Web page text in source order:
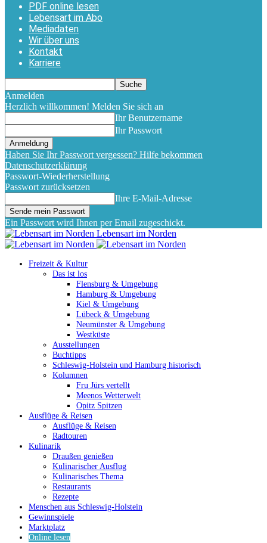
PDF online lesen
Lebensart im Abo
Mediadaten
Wir über uns
Kontakt
Karriere
Anmelden
Herzlich willkommen! Melden Sie sich an
Ihr Benutzername
Ihr Passwort
Haben Sie Ihr Passwort vergessen? Hilfe bekommen
Datenschutzerklärung
Passwort-Wiederherstellung
Passwort zurücksetzen
Ihre E-Mail-Adresse
Ein Passwort wird Ihnen per Email zugeschickt.
Lebensart im Norden
Freizeit & Kultur
Das ist los
Flensburg & Umgebung
Hamburg & Umgebung
Kiel & Umgebung
Lübeck & Umgebung
Neumünster & Umgebung
Westküste
Ausstellungen
Buchtipps
Schleswig-Holstein und Hamburg historisch
Kolumnen
Fru Jürs vertellt
Meenos Wetterwelt
Opitz Spitzen
Ausflüge & Reisen
Ausflüge & Reisen
Radtouren
Kulinarik
Draußen genießen
Kulinarischer Ausflug
Kulinarisches Thema
Restaurants
Rezepte
Menschen aus Schleswig-Holstein
Gewinnspiele
Marktplatz
Online lesen